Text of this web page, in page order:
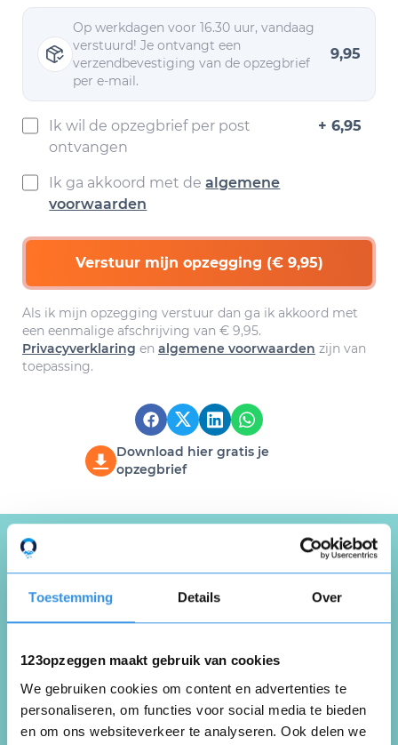
Toestemming Details Over
123opzeggen maakt gebruik van cookies
We gebruiken cookies om content en advertenties te
personaliseren, om functies voor social media te bieden
en om ons websiteverkeer te analyseren. Ook delen we
Op werkdagen voor 16.30 uur, vandaag
verstuurd! Je ontvangt een
verzendbevestiging van de opzegbrief
per e-mail.
9,95
Ik wil de opzegbrief per post
ontvangen
+ 6,95
Ik ga akkoord met dealgemene
voorwaarden
Verstuur mijn opzegging (€ 9,95)
Als ik mijn opzegging verstuur dan ga ik akkoord met
een eenmalige afschrijving van € 9,95.
Privacyverklaring en algemene voorwaarden zijn van
toepassing.
Download hier gratis je
opzegbrief
Schrijf een review over
123opzeggen
123opzeggen
Schrijf een review